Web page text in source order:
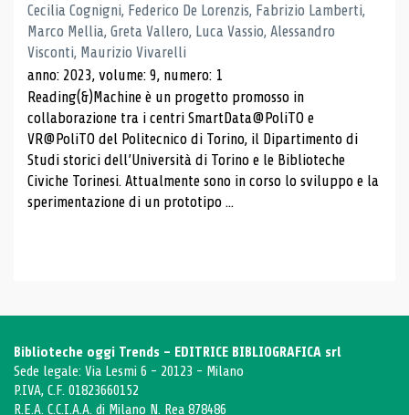
Cecilia Cognigni, Federico De Lorenzis, Fabrizio Lamberti,
Marco Mellia, Greta Vallero, Luca Vassio, Alessandro
Visconti, Maurizio Vivarelli
anno: 2023, volume: 9, numero: 1
Reading(&)Machine è un progetto promosso in
collaborazione tra i centri SmartData@PoliTO e
VR@PoliTO del Politecnico di Torino, il Dipartimento di
Studi storici dell’Università di Torino e le Biblioteche
Civiche Torinesi. Attualmente sono in corso lo sviluppo e la
sperimentazione di un prototipo ...
Biblioteche oggi Trends - EDITRICE BIBLIOGRAFICA srl
Sede legale: Via Lesmi 6 - 20123 - Milano
P.IVA, C.F. 01823660152
R.E.A. C.C.I.A.A. di Milano N. Rea 878486